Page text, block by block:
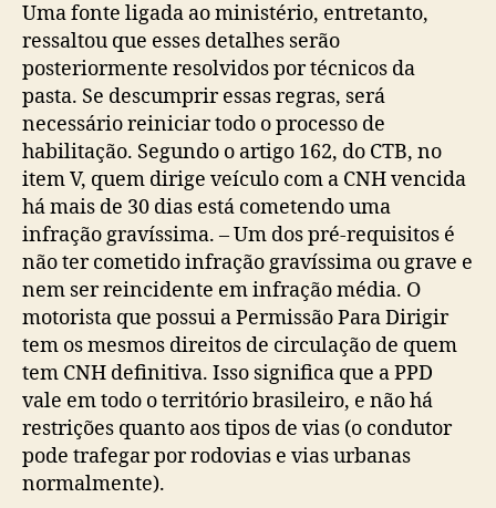
Uma fonte ligada ao ministério, entretanto,
ressaltou que esses detalhes serão
posteriormente resolvidos por técnicos da
pasta. Se descumprir essas regras, será
necessário reiniciar todo o processo de
habilitação. Segundo o artigo 162, do CTB, no
item V, quem dirige veículo com a CNH vencida
há mais de 30 dias está cometendo uma
infração gravíssima. – Um dos pré-requisitos é
não ter cometido infração gravíssima ou grave e
nem ser reincidente em infração média. O
motorista que possui a Permissão Para Dirigir
tem os mesmos direitos de circulação de quem
tem CNH definitiva. Isso significa que a PPD
vale em todo o território brasileiro, e não há
restrições quanto aos tipos de vias (o condutor
pode trafegar por rodovias e vias urbanas
normalmente).